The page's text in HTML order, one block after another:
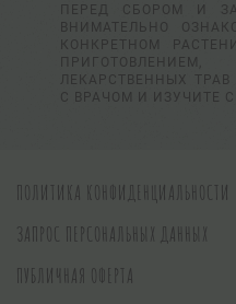
ПЕРЕД СБОРОМ И
ВНИМАТЕЛЬНО
КОНКРЕТНОМ
ЛЕКАРСТВЕННЫХ
С ВРАЧОМ И ИЗУЧИТЕ
ПОЛИТИКА КОНФИДЕНЦИАЛЬНОСТИ
ЗАПРОС ПЕРСОНАЛЬНЫХ ДАННЫХ
ПУБЛИЧНАЯ ОФЕРТА